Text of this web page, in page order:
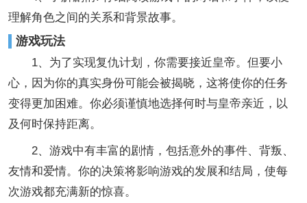
理解角色之间的关系和背景故事。
游戏玩法
1、为了实现复仇计划，你需要接近皇帝。但要小
心，因为你的真实身份可能会被揭晓，这将使你的任务
变得更加困难。你必须谨慎地选择何时与皇帝亲近，以
及何时保持距离。
2、游戏中有丰富的剧情，包括意外的事件、背叛、
友情和爱情。你的决策将影响游戏的发展和结局，使每
次游戏都充满新的惊喜。